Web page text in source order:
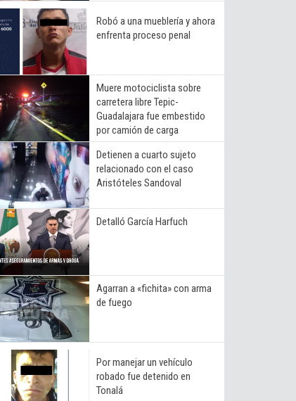
Robó a una mueblería y ahora
enfrenta proceso penal
Muere motociclista sobre
carretera libre Tepic-
Guadalajara fue embestido
por camión de carga
Detienen a cuarto sujeto
relacionado con el caso
Aristóteles Sandoval
Detalló García Harfuch
Agarran a «fichita» con arma
de fuego
Por manejar un vehículo
robado fue detenido en
Tonalá